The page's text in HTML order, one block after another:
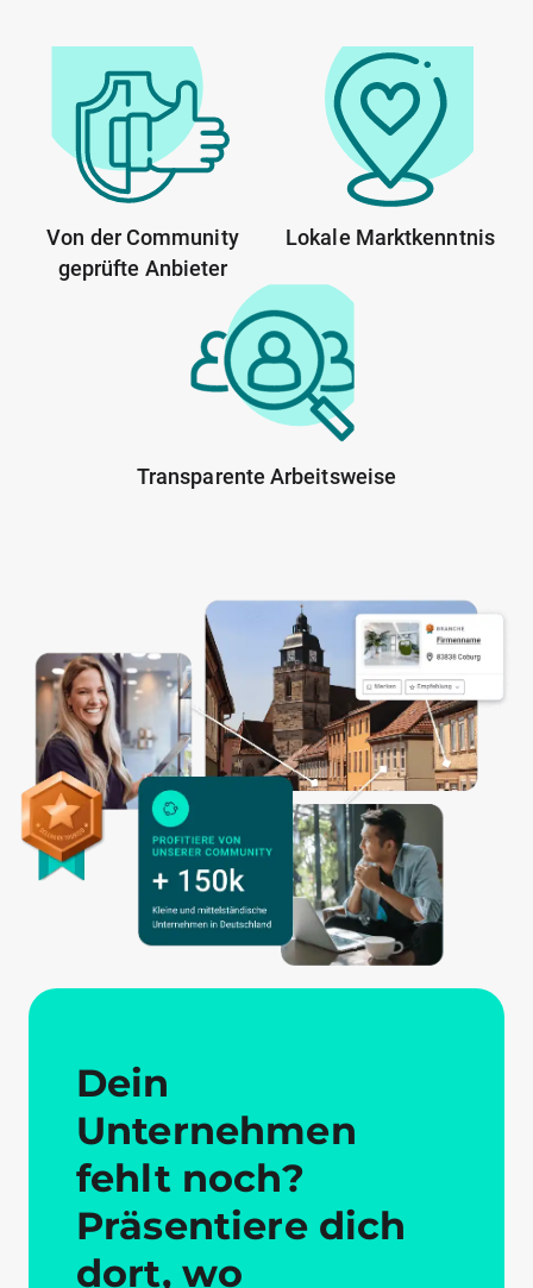
Von der Community
geprüfte Anbieter
Lokale Marktkenntnis
Transparente Arbeitsweise
Dein
Unternehmen
fehlt noch?
Präsentiere dich
dort, wo